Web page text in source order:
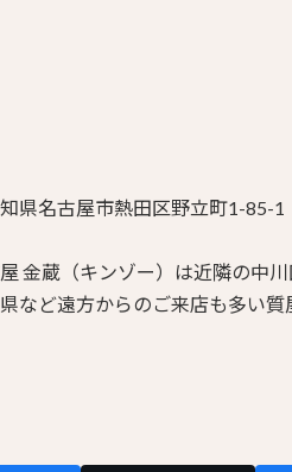
県名古屋市熱田区野立町1-85-1
金蔵（キンゾー）は近隣の中
など遠方からのご来店も多い質